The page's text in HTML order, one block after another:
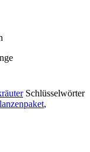
Schlüsselwörter
,